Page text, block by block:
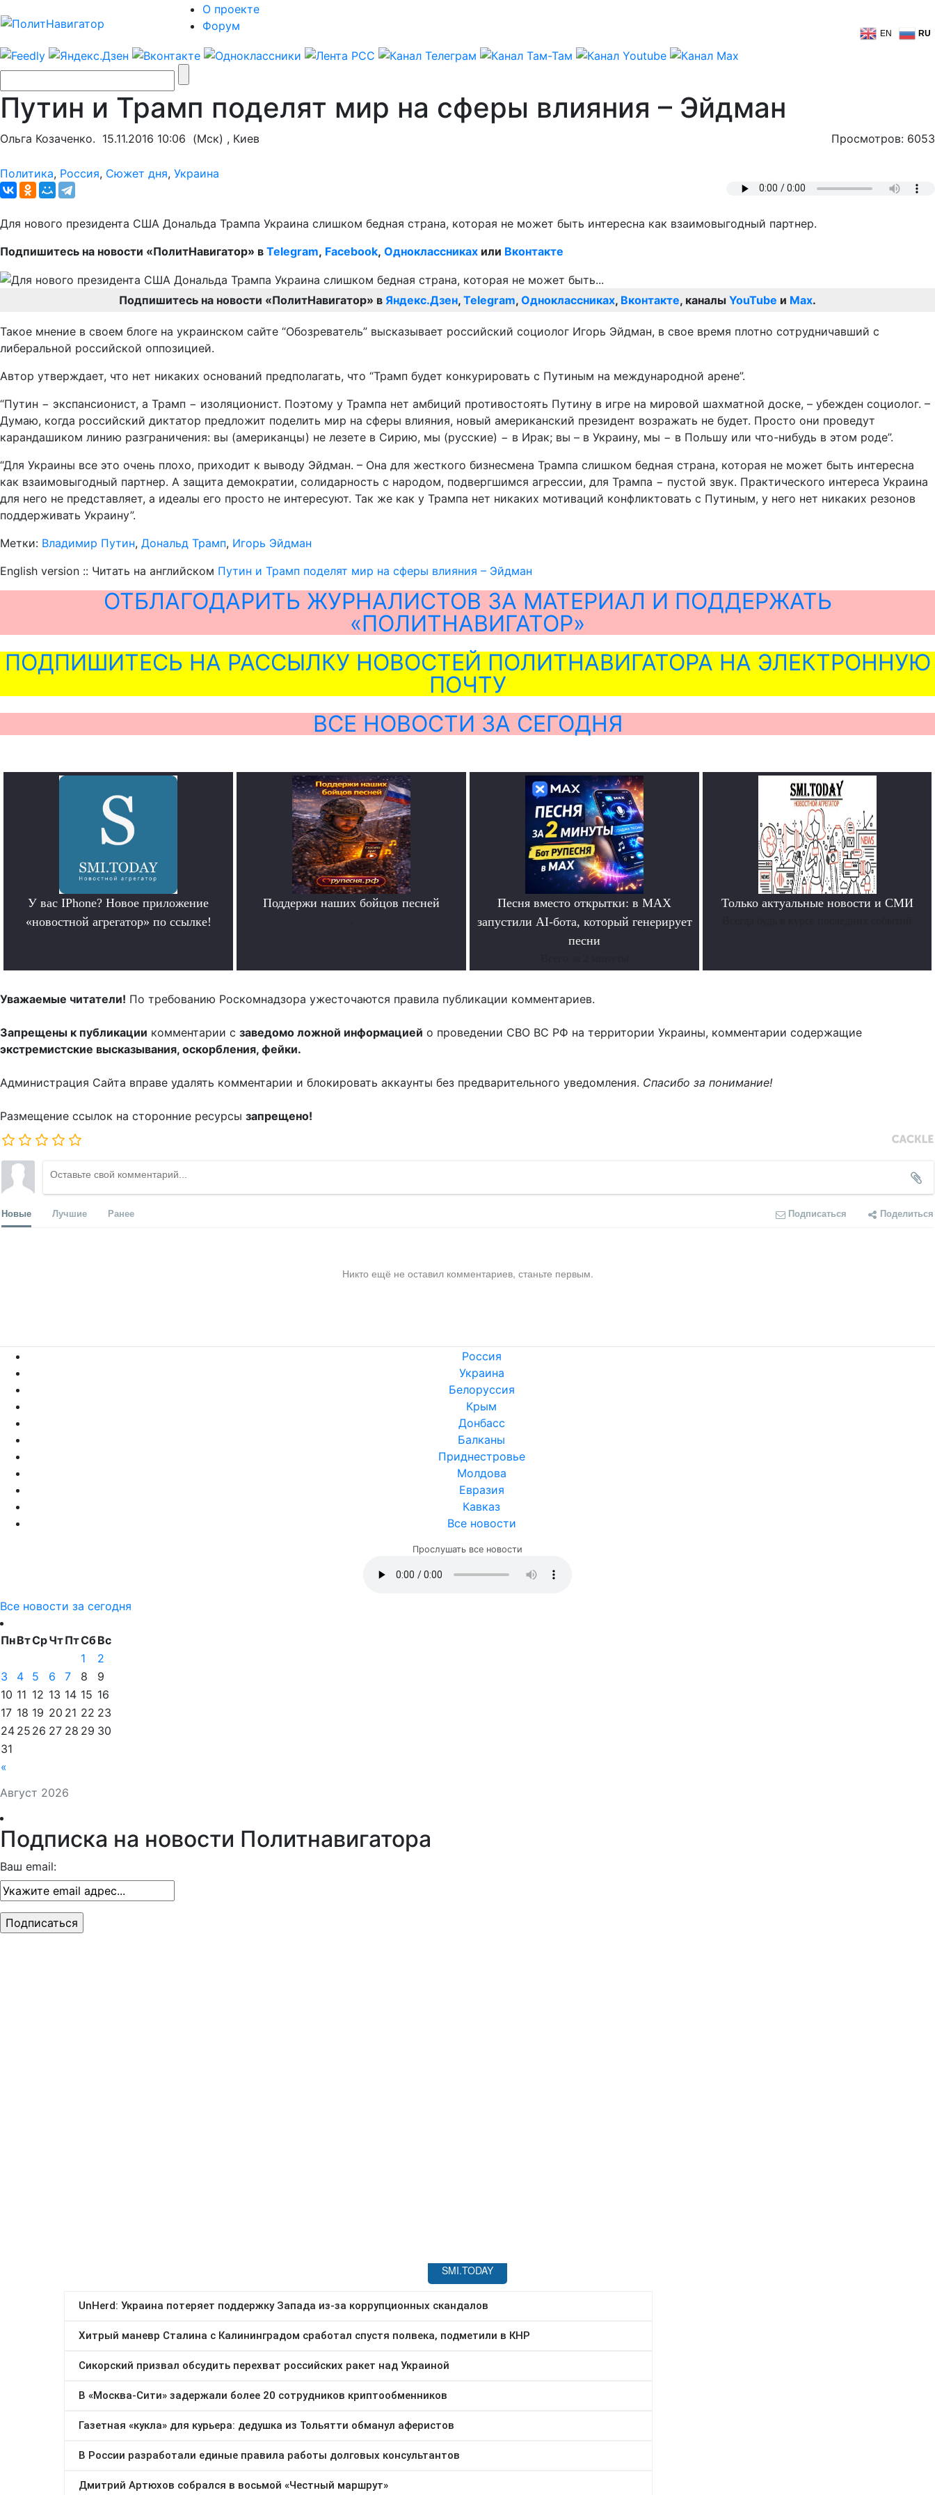
О проекте
Форум
EN RU
Путин и Трамп поделят мир на сферы влияния – Эйдман
Ольга Козаченко. 15.11.2016 10:06 (Мск) , Киев Просмотров: 6053
Политика, Россия, Сюжет дня, Украина
Для нового президента США Дональда Трампа Украина слишком бедная страна, которая не может быть интересна как взаимовыгодный партнер.
Подпишитесь на новости «ПолитНавигатор» в Telegram, Facebook, Одноклассниках или Вконтакте
Подпишитесь на новости «ПолитНавигатор» в Яндекс.Дзен, Telegram, Одноклассниках, Вконтакте, каналы YouTube и Max.
Такое мнение в своем блоге на украинском сайте “Обозреватель” высказывает российский социолог Игорь Эйдман, в свое время плотно сотрудничавший с
либеральной российской оппозицией.
Автор утверждает, что нет никаких оснований предполагать, что “Трамп будет конкурировать с Путиным на международной арене”.
“Путин − экспансионист, а Трамп − изоляционист. Поэтому у Трампа нет амбиций противостоять Путину в игре на мировой шахматной доске, – убежден социолог. –
Думаю, когда российский диктатор предложит поделить мир на сферы влияния, новый американский президент возражать не будет. Просто они проведут
карандашиком линию разграничения: вы (американцы) не лезете в Сирию, мы (русские) − в Ирак; вы – в Украину, мы − в Польшу или что-нибудь в этом роде”.
“Для Украины все это очень плохо, приходит к выводу Эйдман. – Она для жесткого бизнесмена Трампа слишком бедная страна, которая не может быть интересна
как взаимовыгодный партнер. А защита демократии, солидарность с народом, подвергшимся агрессии, для Трампа − пустой звук. Практического интереса Украина
для него не представляет, а идеалы его просто не интересуют. Так же как у Трампа нет никаких мотиваций конфликтовать с Путиным, у него нет никаких резонов
поддерживать Украину”.
Метки: Владимир Путин, Дональд Трамп, Игорь Эйдман
English version :: Читать на английском Путин и Трамп поделят мир на сферы влияния – Эйдман
ОТБЛАГОДАРИТЬ ЖУРНАЛИСТОВ ЗА МАТЕРИАЛ И ПОДДЕРЖАТЬ
«ПОЛИТНАВИГАТОР»
ПОДПИШИТЕСЬ НА РАССЫЛКУ НОВОСТЕЙ ПОЛИТНАВИГАТОРА НА ЭЛЕКТРОННУЮ
ПОЧТУ
ВСЕ НОВОСТИ ЗА СЕГОДНЯ
У вас IPhone? Новое приложение
«новостной агрегатор» по ссылке!
Поддержи наших бойцов песней
Песня вместо открытки: в MAX
запустили AI-бота, который генерирует
песни
Только актуальные новости и СМИ
Уважаемые читатели! По требованию Роскомнадзора ужесточаются правила публикации комментариев.
Запрещены к публикации комментарии с заведомо ложной информацией о проведении СВО ВС РФ на территории Украины, комментарии содержащие
экстремистские высказывания, оскорбления, фейки.
Администрация Сайта вправе удалять комментарии и блокировать аккаунты без предварительного уведомления. Спасибо за понимание!
Размещение ссылок на сторонние ресурсы запрещено!
Новые Лучшие Ранее Подписаться Поделиться
Никто ещё не оставил комментариев, станьте первым.
Россия
Украина
Белоруссия
Крым
Донбасс
Балканы
Приднестровье
Молдова
Евразия
Кавказ
Все новости
Прослушать все новости
Все новости за сегодня
Август 2026
ПнВтСрЧтПтСбВс
«
1
2
3
4 5 6 7 8
9
10 11 12 13 14 15 16
17 18 19 20 21 22 23
24 25 26 27 28 29 30
31
Подписка на новости Политнавигатора
Ваш email: